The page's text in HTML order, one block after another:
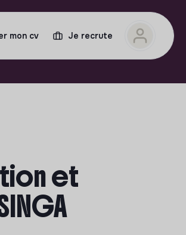
mon cv Je recrute
et